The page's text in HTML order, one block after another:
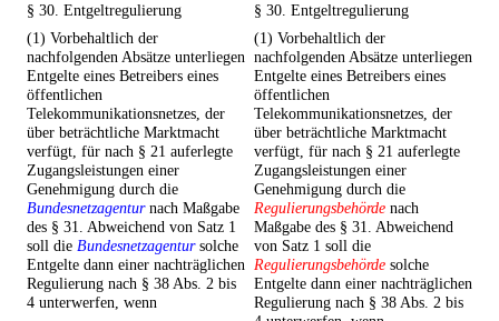
§ 30. Entgeltregulierung
§ 30. Entgeltregulierung
(1) Vorbehaltlich der
nachfolgenden Absätze unterliegen
Entgelte eines Betreibers eines
öffentlichen
Telekommunikationsnetzes, der
über beträchtliche Marktmacht
verfügt, für nach § 21 auferlegte
Zugangsleistungen einer
Genehmigung durch die
Bundesnetzagenturnach Maßgabe
des § 31. Abweichend von Satz 1
soll die Bundesnetzagentursolche
Entgelte dann einer nachträglichen
Regulierung nach § 38 Abs. 2 bis
4 unterwerfen, wenn
(1) Vorbehaltlich der
nachfolgenden Absätze unterliegen
Entgelte eines Betreibers eines
öffentlichen
Telekommunikationsnetzes, der
über beträchtliche Marktmacht
verfügt, für nach § 21 auferlegte
Zugangsleistungen einer
Genehmigung durch die
Regulierungsbehörde nach
Maßgabe des § 31. Abweichend
von Satz 1 soll die
Regulierungsbehörde solche
Entgelte dann einer nachträglichen
Regulierung nach § 38 Abs. 2 bis